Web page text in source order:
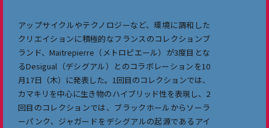
アップサイクルやテクノロジーなど、環境に調和した
クリエイションに積極的なフランスのコレクションブ
ランド、Maitrepierre（メトロピエール）が3度目とな
るDesigual（デシグアル）とのコラボレーションを10
月17日（木）に発表した。1回目のコレクションでは、
カマキリを中心に生き物のハイブリッド性を表現し、2
回目のコレクションでは、ブラックホールからソーラ
ーパンク、ジャガードをデシグアルの起源であるアイ